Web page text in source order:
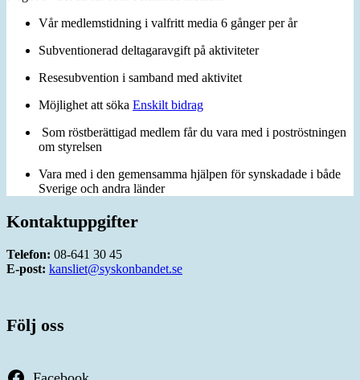
Vår medlemstidning i valfritt media 6 gånger per år
Subventionerad deltagaravgift på aktiviteter
Resesubvention i samband med aktivitet
Möjlighet att söka Enskilt bidrag
Som röstberättigad medlem får du vara med i poströstningen
om styrelsen
Vara med i den gemensamma hjälpen för synskadade i både
Sverige och andra länder
Kontaktuppgifter
Telefon: 08-641 30 45
E-post: kansliet@syskonbandet.se
Följ oss